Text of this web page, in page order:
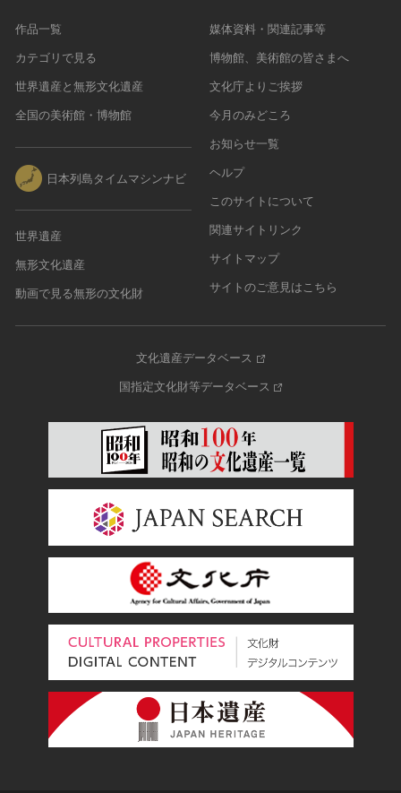
作品一覧
カテゴリで見る
世界遺産と無形文化遺産
全国の美術館・博物館
日本列島タイムマシンナビ
世界遺産
無形文化遺産
動画で見る無形の文化財
媒体資料・関連記事等
博物館、美術館の皆さまへ
文化庁よりご挨拶
今月のみどころ
お知らせ一覧
ヘルプ
このサイトについて
関連サイトリンク
サイトマップ
サイトのご意見はこちら
文化遺産データベース
国指定文化財等データベース